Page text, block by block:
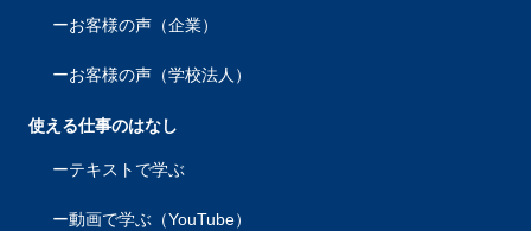
お客様の声（企業）
お客様の声（学校法人）
使える仕事のはなし
テキストで学ぶ
動画で学ぶ（YouTube）